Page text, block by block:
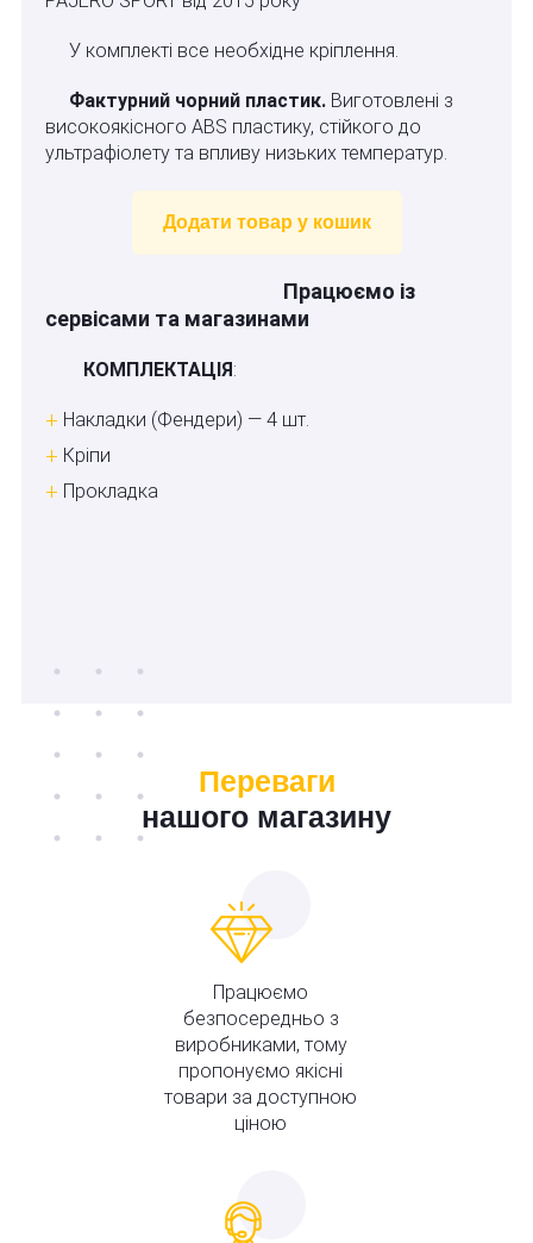
У комплекті все необхідне кріплення.
Фактурний чорний пластик. Виготовлені з
високоякісного ABS пластику, стійкого до
ультрафіолету та впливу низьких температур.
Додати товар у кошик
Працюємо із
сервісами та магазинами
КОМПЛЕКТАЦІЯ:
Накладки (Фендери) — 4 шт.
Кріпи
Прокладка
Переваги
нашого магазину
Працюємо
безпосередньо з
виробниками, тому
пропонуємо якісні
товари за доступною
ціною